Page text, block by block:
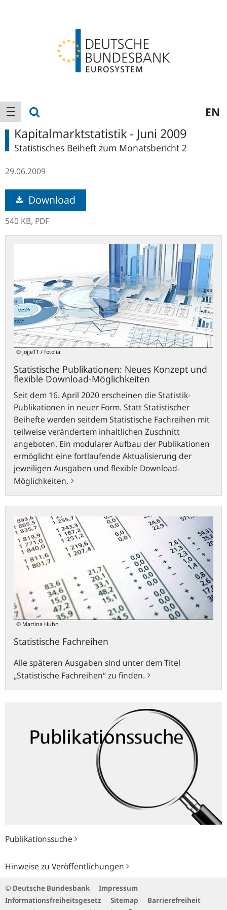
Hauptnavigation
Navigation anzeigen EN
Publikationssuche
Hinweise zu Veröffentlichungen
zu
Kapitalmarktstatistik - Juni 2009
Statistisches Beiheft zum Monatsbericht 2
29.06.2009
Download
540 KB, PDF
© jojje11 / fotolia
Statistische Publikationen: Neues Konzept und
flexible Download-Möglichkeiten
Seit dem 16. April 2020 erscheinen die Statistik-
Publikationen in neuer Form. Statt Statistischer
Beihefte werden seitdem Statistische Fachreihen mit
teilweise verändertem inhaltlichen Zuschnitt
angeboten. Ein modularer Aufbau der Publikationen
ermöglicht eine fortlaufende Aktualisierung der
jeweiligen Ausgaben und flexible Download-
Möglichkeiten.
Konzept
und
flexible
Download-
Möglichkeiten
© Martina Huhn
Statistische Fachreihen
Alle späteren Ausgaben sind unter dem Titel
„Statistische Fachreihen“ zu finden.
Fachreihen
© Deutsche Bundesbank
Impressum
Informationsfreiheitsgesetz
Sitemap
Barrierefreiheit